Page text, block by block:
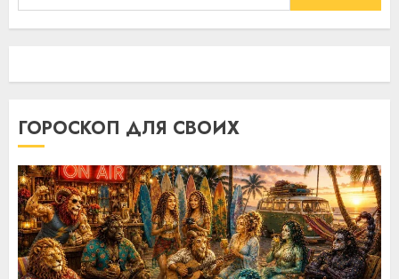
ГОРОСКОП ДЛЯ СВОИХ